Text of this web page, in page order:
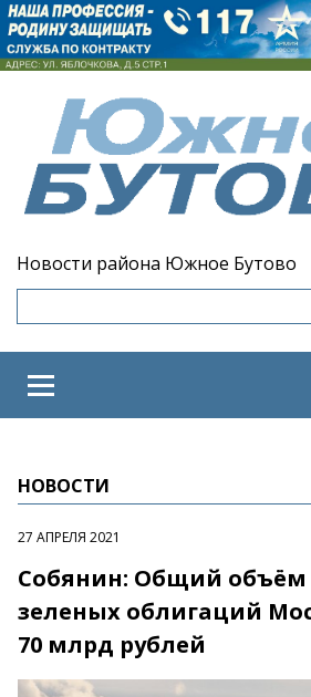
Новости района Южное Бутово
НОВОСТИ
27 АПРЕЛЯ 2021
Собянин: Общий объём
зеленых облигаций
70 млрд рублей